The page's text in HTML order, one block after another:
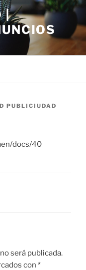
|
PUBLICIUDAD
docs/40
será publicada.
con *